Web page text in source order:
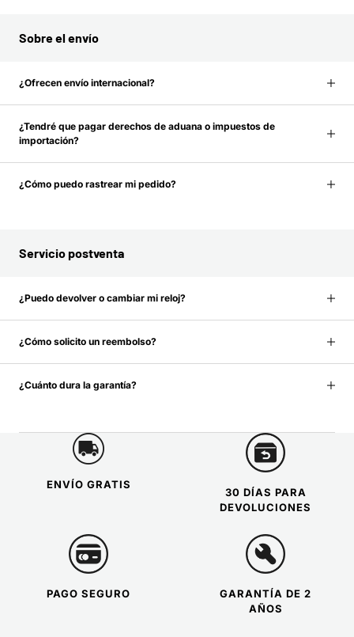
Sobre el envío
¿Ofrecen envío internacional?
¿Tendré que pagar derechos de aduana o impuestos de
importación?
¿Cómo puedo rastrear mi pedido?
Servicio postventa
¿Puedo devolver o cambiar mi reloj?
¿Cómo solicito un reembolso?
¿Cuánto dura la garantía?
ENVÍO GRATIS
30 DÍAS PARA
DEVOLUCIONES
PAGO SEGURO
GARANTÍA DE 2
AÑOS